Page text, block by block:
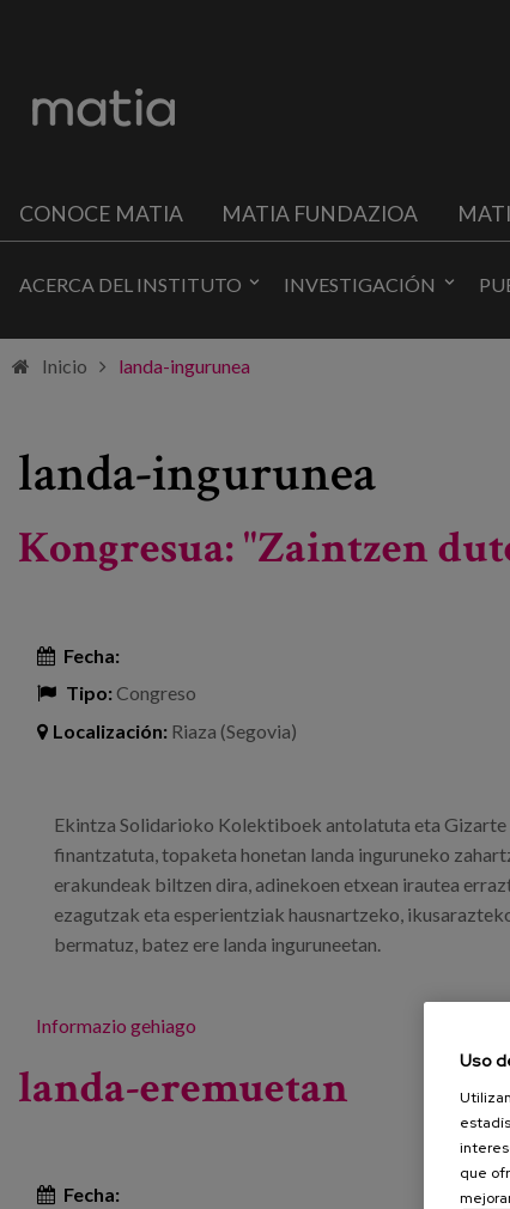
CONOCE MATIA MATIA FUNDAZIOA
ACERCA DEL INSTITUTO INVESTIGACIÓN
Inicio landa-ingurunea
landa-ingurunea
Kongresua: "Zaintzen
Fecha:
Tipo:Congreso
Localización: Riaza (Segovia)
Ekintza Solidarioko Kolektiboek antolatuta eta
finantzatuta, topaketa honetan landa inguruneko
erakundeak biltzen dira, adinekoen etxean irautea
ezagutzak eta esperientziak hausnartzeko,
bermatuz, batez ere landa inguruneetan.
Informazio gehiago
landa-eremuetan
Fecha:
Uso
que